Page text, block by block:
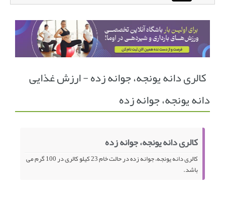
باشگاه آنلاین ورزشی اوما
دانشنامه سلامت بانوان پرسش و پاسخ
انجمن متخصصین زنان و اوما انتخاب نام کودک
فهرست مواد غذایی اپلیکیشن بارداری و کودک اوما
کالری دانه یونجه، جوانه زده - ارزش غذایی
دانه یونجه، جوانه زده
کالری دانه یونجه، جوانه زده
کالری دانه یونجه، جوانه زده در حالت خام 23 کیلو کالری در 100 گرم می
باشد.